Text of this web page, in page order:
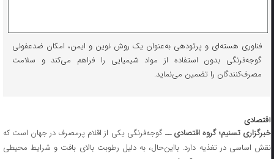
فناوری هسته‌ای و پرتودهی به‌عنوان یک روش نوین و ایمن، امکان ضدعفونی
گوجه‌فرنگی بدون استفاده از مواد شیمیایی را فراهم می‌کند و سلامت
مصرف‌کنندگان را تضمین می‌نماید.
اقتصادی
خبرگزاری تسنیم؛ گروه اقتصادی ــگوجه‌فرنگی یکی از اقلام پرمصرف در جهان است که
نقش اساسی در تغذیه دارد. بااین‌حال، به دلیل رطوبت بالای بافت و شرایط محیطی